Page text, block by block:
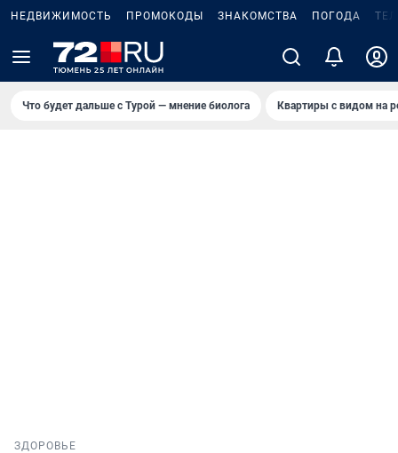
НЕДВИЖИМОСТЬ ПРОМОКОДЫ ЗНАКОМСТВА ПОГОДА
Что будет дальше с Турой — мнение биолога Квартиры с видом на
ЗДОРОВЬЕ